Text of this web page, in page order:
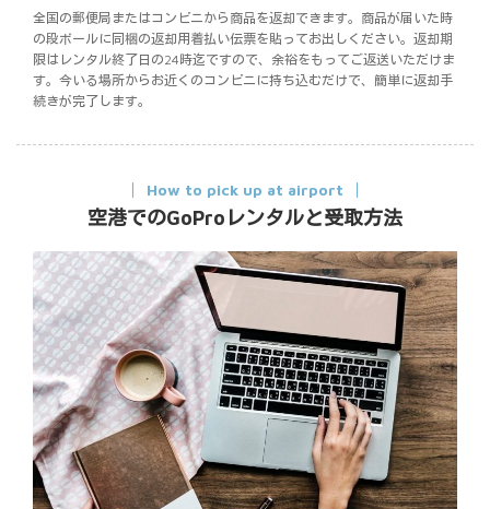
全国の郵便局またはコンビニから商品を返却できます。商品が届いた時
の段ボールに同梱の返却用着払い伝票を貼ってお出しください。返却期
限はレンタル終了日の24時迄ですので、余裕をもってご返送いただけま
す。今いる場所からお近くのコンビニに持ち込むだけで、簡単に返却手
続きが完了します。
How to pick up at airport
空港でのGoProレンタルと受取方法